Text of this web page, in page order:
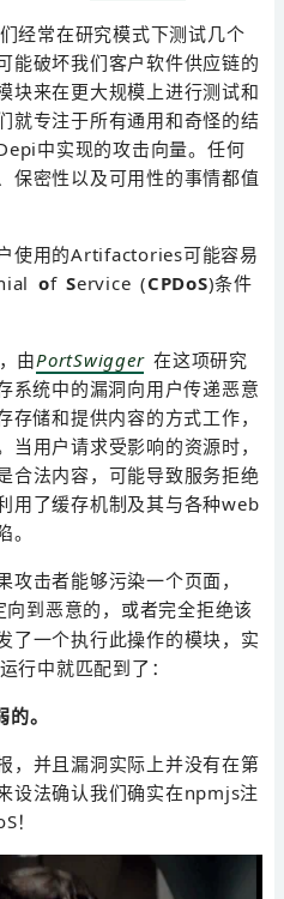
经常在研究模式下测试几个
能破坏我们客户软件供应链的
块来在更大规模上进行测试和
就专注于所有通用和奇怪的结
中实现的攻击向量。任何
保密性以及可用性的事情都值
使用的Artifactories可能容易
of Service (CPDoS)条件
由PortSwigger在这项研究
系统中的漏洞向用户传递恶意
储和提供内容的方式工作，
用户请求受影响的资源时，
合法内容，可能导致服务拒绝
用了缓存机制及其与各种web
击者能够污染一个页面，
向到恶意的，或者完全拒绝该
了一个执行此操作的模块，实
行中就匹配到了：
。
，并且漏洞实际上并没有在第
设法确认我们确实在npmjs注
！